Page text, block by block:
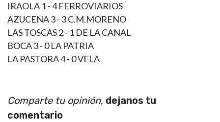
IRAOLA 1 - 4 FERROVIARIOS
AZUCENA 3 - 3 C.M.MORENO
LAS TOSCAS 2 - 1 DE LA CANAL
BOCA 3 - 0 LA PATRIA
LA PASTORA 4 - 0 VELA
Comparte tu opinión, dejanos tu
comentario